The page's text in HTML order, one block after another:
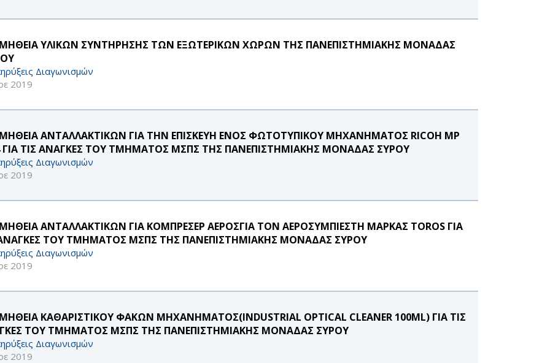
ΥΛΙΚΩΝ ΣΥΝΤΗΡΗΣΗΣ ΤΩΝ ΕΞΩΤΕΡΙΚΩΝ ΧΩΡΩΝ ΤΗΣ ΠΑΝΕΠΙΣΤΗΜΙΑΚΗΣ ΜΟΝΑΔΑΣ
Διαγωνισμών
2019
ΑΝΤΑΛΛΑΚΤΙΚΩΝ ΓΙΑ ΤΗΝ ΕΠΙΣΚΕΥΗ ΕΝΟΣ ΦΩΤΟΤΥΠΙΚΟΥ ΜΗΧΑΝΗΜΑΤΟΣ RICOH MP
ΓΙΑ ΤΙΣ ΑΝΑΓΚΕΣ ΤΟΥ ΤΜΗΜΑΤΟΣ ΜΣΠΣ ΤΗΣ ΠΑΝΕΠΙΣΤΗΜΙΑΚΗΣ ΜΟΝΑΔΑΣ ΣΥΡΟΥ
Διαγωνισμών
2019
ΑΝΤΑΛΛΑΚΤΙΚΩΝ ΓΙΑ ΚΟΜΠΡΕΣΕΡ ΑΕΡΟΣΓΙΑ ΤΟΝ ΑΕΡΟΣΥΜΠΙΕΣΤΗ ΜΑΡΚΑΣ TOROS ΓΙΑ
ΤΟΥ ΤΜΗΜΑΤΟΣ ΜΣΠΣ ΤΗΣ ΠΑΝΕΠΙΣΤΗΜΙΑΚΗΣ ΜΟΝΑΔΑΣ ΣΥΡΟΥ
Διαγωνισμών
2019
ΚΑΘΑΡΙΣΤΙΚΟΥ ΦΑΚΩΝ ΜΗΧΑΝΗΜΑΤΟΣ(INDUSTRIAL OPTICAL CLEANER 100ML) ΓΙΑ ΤΙΣ
ΤΟΥ ΤΜΗΜΑΤΟΣ ΜΣΠΣ ΤΗΣ ΠΑΝΕΠΙΣΤΗΜΙΑΚΗΣ ΜΟΝΑΔΑΣ ΣΥΡΟΥ
Διαγωνισμών
2019